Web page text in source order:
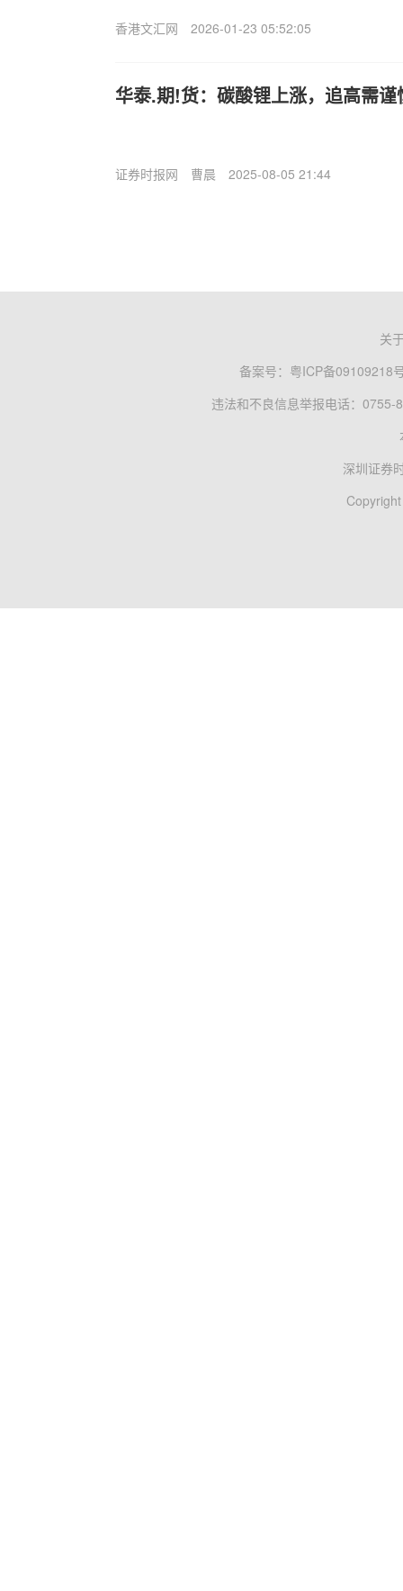
香港文汇网 2026-01-23 05:52:05
华泰.期!货：碳酸锂上涨，追高需谨
证券时报网 曹晨 2025-08-05 21:44
关
备案号： 粤ICP备09109218
违法和不良信息举报电话：0755-
深圳证券